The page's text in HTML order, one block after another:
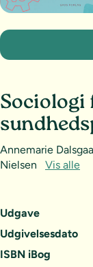
Udgave
Udgivelsesdato
ISBN iBog
Sociologi
Annemarie
Nielsen
Vis alle